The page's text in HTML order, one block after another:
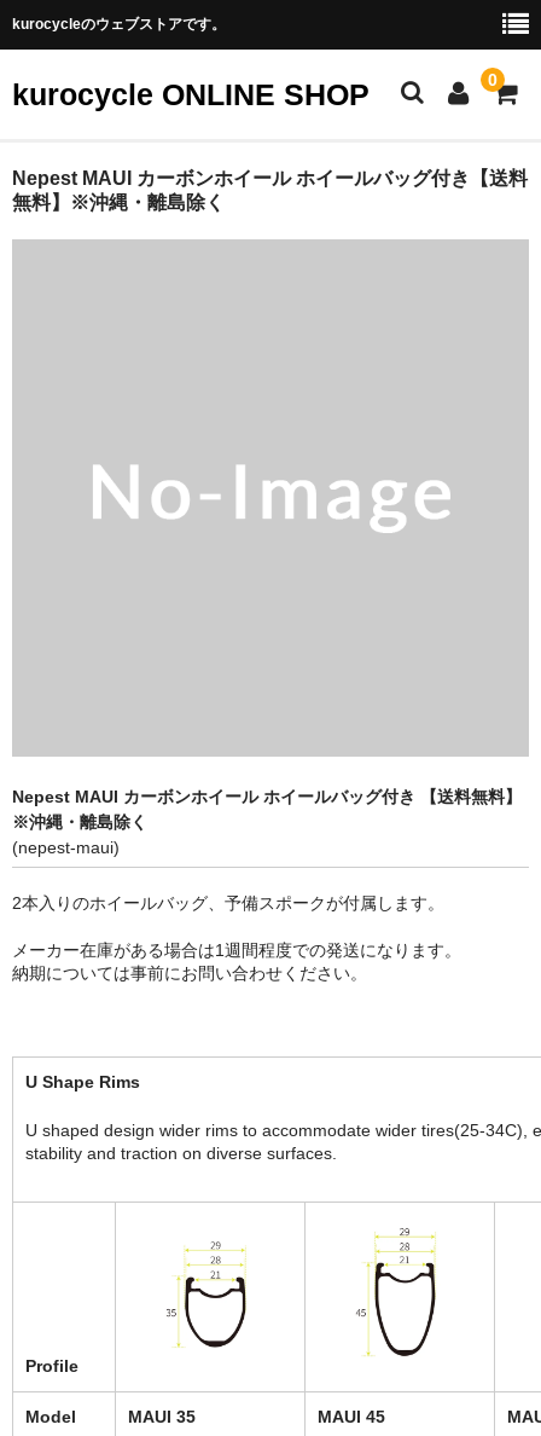
kurocycleのウェブストアです。
kurocycle ONLINE SHOP 0
STORE TOP
HOME
Nepest MAUI カーボンホイール ホイールバッグ付き【送料
無料】※沖縄・離島除く
Nepest MAUI カーボンホイール ホイールバッグ付き 【送料無料】
※沖縄・離島除く
(nepest-maui)
2本入りのホイールバッグ、予備スポークが付属します。
メーカー在庫がある場合は1週間程度での発送になります。
納期については事前にお問い合わせください。
U Shape Rims
U shaped design wider rims to accommodate wider tires(25-34C),
stability and traction on diverse surfaces.
Profile
Model MAUI 35 MAUI 45